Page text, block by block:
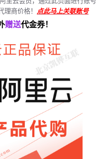
商价格！ 点此马上关联账号
赠送代金券！